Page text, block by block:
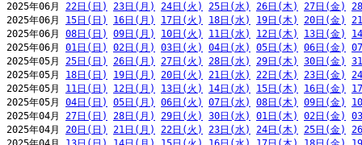
2025年06月 22日(日) 23日(月) 24日(火) 25日(水) 26日(木) 27日(金)
2025年06月 15日(日) 16日(月) 17日(火) 18日(水) 19日(木) 20日(金)
2025年06月 08日(日) 09日(月) 10日(火) 11日(水) 12日(木) 13日(金)
2025年06月 01日(日) 02日(月) 03日(火) 04日(水) 05日(木) 06日(金)
2025年05月 25日(日) 26日(月) 27日(火) 28日(水) 29日(木) 30日(金)
2025年05月 18日(日) 19日(月) 20日(火) 21日(水) 22日(木) 23日(金)
2025年05月 11日(日) 12日(月) 13日(火) 14日(水) 15日(木) 16日(金)
2025年05月 04日(日) 05日(月) 06日(火) 07日(水) 08日(木) 09日(金)
2025年04月 27日(日) 28日(月) 29日(火) 30日(水) 01日(木) 02日(金)
2025年04月 20日(日) 21日(月) 22日(火) 23日(水) 24日(木) 25日(金)